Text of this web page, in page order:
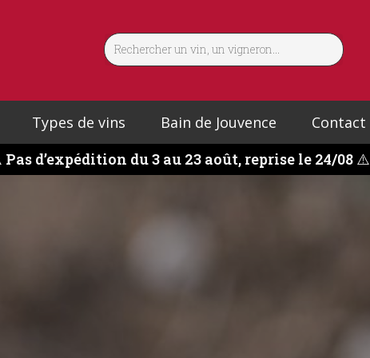
Types de vins Bain de Jouvence Contact
Pas d’expédition du 3 au 23 août, reprise le 24/08⚠️